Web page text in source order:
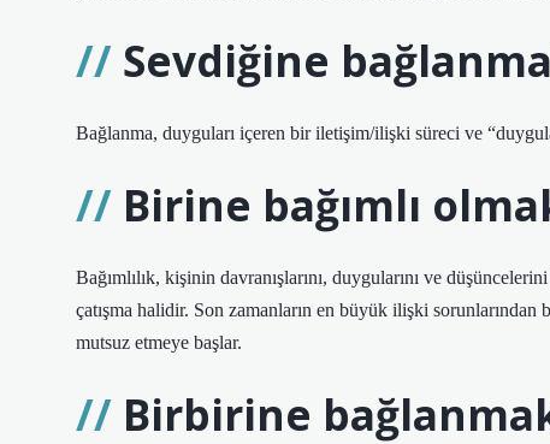
Sevdiğine
Bağlanma, duyguları içeren bir iletişim/ilişki süreci ve
Birine bağımlı
Bağımlılık, kişinin davranışlarını, duygularını ve
çatışma halidir. Son zamanların en büyük ilişki sorunlarından
mutsuz etmeye başlar.
Birbirine